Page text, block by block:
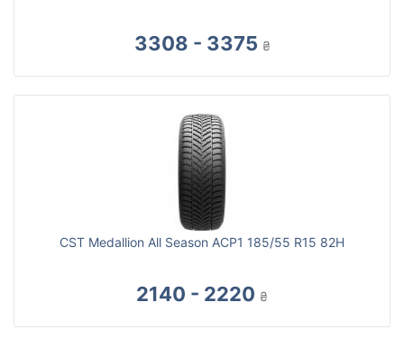
3308 - 3375 ₴
CST Medallion All Season ACP1 185/55 R15 82H
2140 - 2220 ₴